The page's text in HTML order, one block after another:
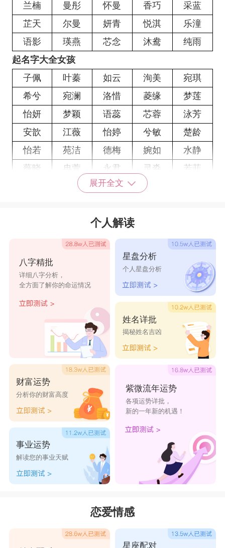
兰楠
曼彤 怀曼 香巧
采蓝
芷天
尔曼 妍青 悦淇
乐潼
语影
瑛燕 芯念 沐鸯
纯雨
起名字大全女孩
子佩
叶蓁 如云 洵美
宛琪
希兮
宛澜 洛惜 菱缘
梦莲
怡妍
梦颖 语蕊 芯蓉
泳芳
安歆
江薇 怡婷 兮敏
楚龄
怡若
苑洁 德梅 婉如
水静
薇晓
冉萱 永君 灵淼
若菲
妤萱 可涵 香羽
安辰
佳源 睿然 慧恩 紫灵
展开全文
个人解读
八字精批
详细八字分析，
全方面了解你的命运情况
财富运势
分析你的财富高度
事业运势
解读您的事业天赋
星盘分析
个人星盘分析
姓名详批
揭秘姓名吉凶
紫微流年运势
各项运势详批，
新的一年新的机遇！
恋爱情感
星座配对